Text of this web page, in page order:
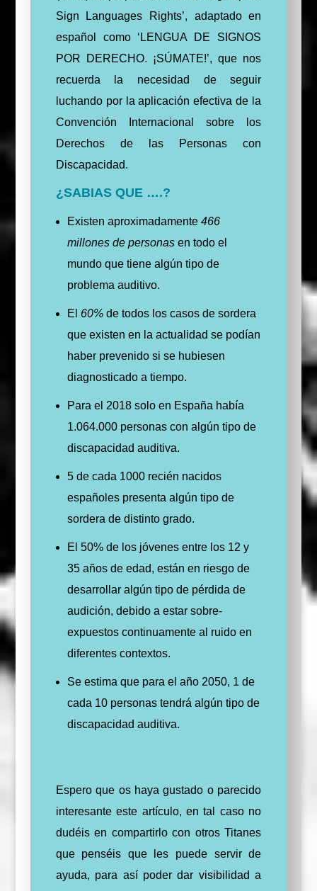
Sign Languages Rights’, adaptado en
español como ‘LENGUA DE SIGNOS
POR DERECHO. ¡SÚMATE!’, que nos
recuerda la necesidad de seguir
luchando por la aplicación efectiva de la
Convención Internacional sobre los
Derechos de las Personas con
Discapacidad.
¿SABIAS QUE ….?
Existen aproximadamente 466
millones de personasen todo el
mundo que tiene algún tipo de
problema auditivo.
El 60%de todos los casos de sordera
que existen en la actualidad se podían
haber prevenido si se hubiesen
diagnosticado a tiempo.
Para el 2018 solo en España había
1.064.000 personas con algún tipo de
discapacidad auditiva.
5 de cada 1000 recién nacidos
españoles presenta algún tipo de
sordera de distinto grado.
El 50% de los jóvenes entre los 12 y
35 años de edad, están en riesgo de
desarrollar algún tipo de pérdida de
audición, debido a estar sobre-
expuestos continuamente al ruido en
diferentes contextos.
Se estima que para el año 2050, 1 de
cada 10 personas tendrá algún tipo de
discapacidad auditiva.
Espero que os haya gustado o parecido
interesante este artículo, en tal caso no
dudéis en compartirlo con otros Titanes
que penséis que les puede servir de
ayuda, para así poder dar visibilidad a